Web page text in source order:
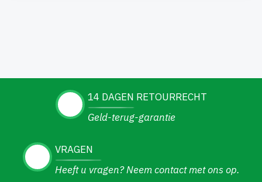
14 DAGEN RETOURRECHT
Geld-terug-garantie
VRAGEN
Heeft u vragen? Neem contact met ons op.